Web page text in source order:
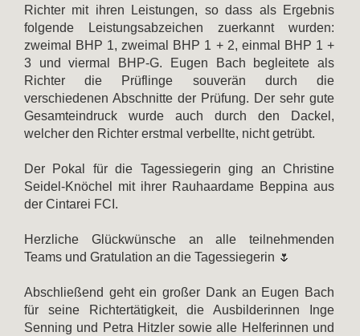
Richter mit ihren Leistungen, so dass als Ergebnis
folgende Leistungsabzeichen zuerkannt wurden:
zweimal BHP 1, zweimal BHP 1 + 2, einmal BHP 1 +
3 und viermal BHP-G. Eugen Bach begleitete als
Richter die Prüflinge souverän durch die
verschiedenen Abschnitte der Prüfung. Der sehr gute
Gesamteindruck wurde auch durch den Dackel,
welcher den Richter erstmal verbellte, nicht getrübt.
Der Pokal für die Tagessiegerin ging an Christine
Seidel-Knöchel mit ihrer Rauhaardame Beppina aus
der Cintarei FCI.
Herzliche Glückwünsche an alle teilnehmenden
Teams und Gratulation an die Tagessiegerin 🌷
Abschließend geht ein großer Dank an Eugen Bach
für seine Richtertätigkeit, die Ausbilderinnen Inge
Senning und Petra Hitzler sowie alle Helferinnen und